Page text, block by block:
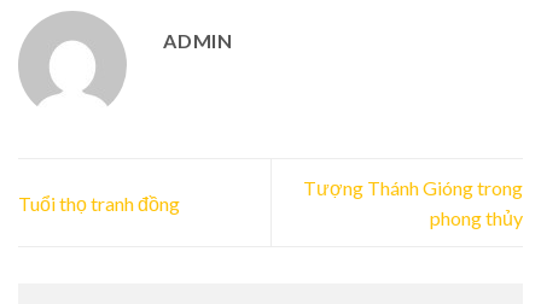
ADMIN
Tuổi thọ tranh đồng
Tượng Thánh Gióng trong
phong thủy